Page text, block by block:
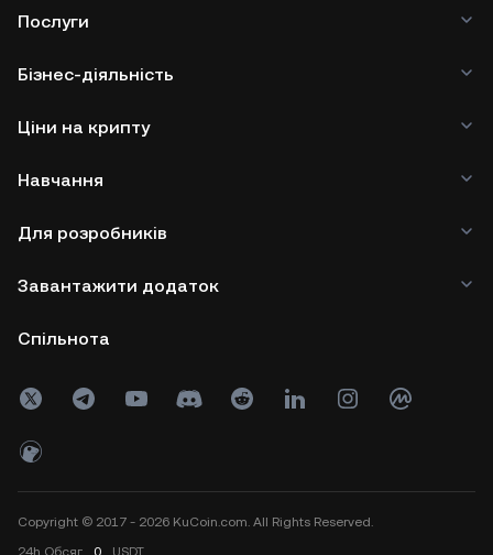
Послуги
Бізнес-діяльність
Ціни на крипту
Навчання
Для розробників
Завантажити додаток
Спільнота
Copyright © 2017 - 2026 KuCoin.com. All Rights Reserved.
24h Обсяг 0 USDT